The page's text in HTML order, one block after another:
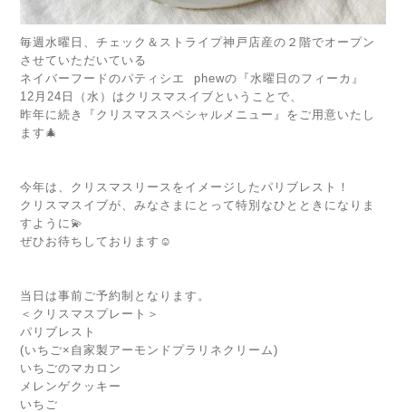
毎週水曜日、チェック＆ストライプ神戸店産の２階でオープン
させていただいている
ネイバーフードのパティシエ phewの『水曜日のフィーカ』
12月24日（水）はクリスマスイブということで、
昨年に続き『クリスマススペシャルメニュー』をご用意いたし
ます🎄
今年は、クリスマスリースをイメージしたパリブレスト！
クリスマスイブが、みなさまにとって特別なひとときになりま
すように💫
ぜひお待ちしております☺️
当日は事前ご予約制となります。
＜クリスマスプレート＞
パリブレスト
(いちご×自家製アーモンドプラリネクリーム)
いちごのマカロン
メレンゲクッキー
いちご